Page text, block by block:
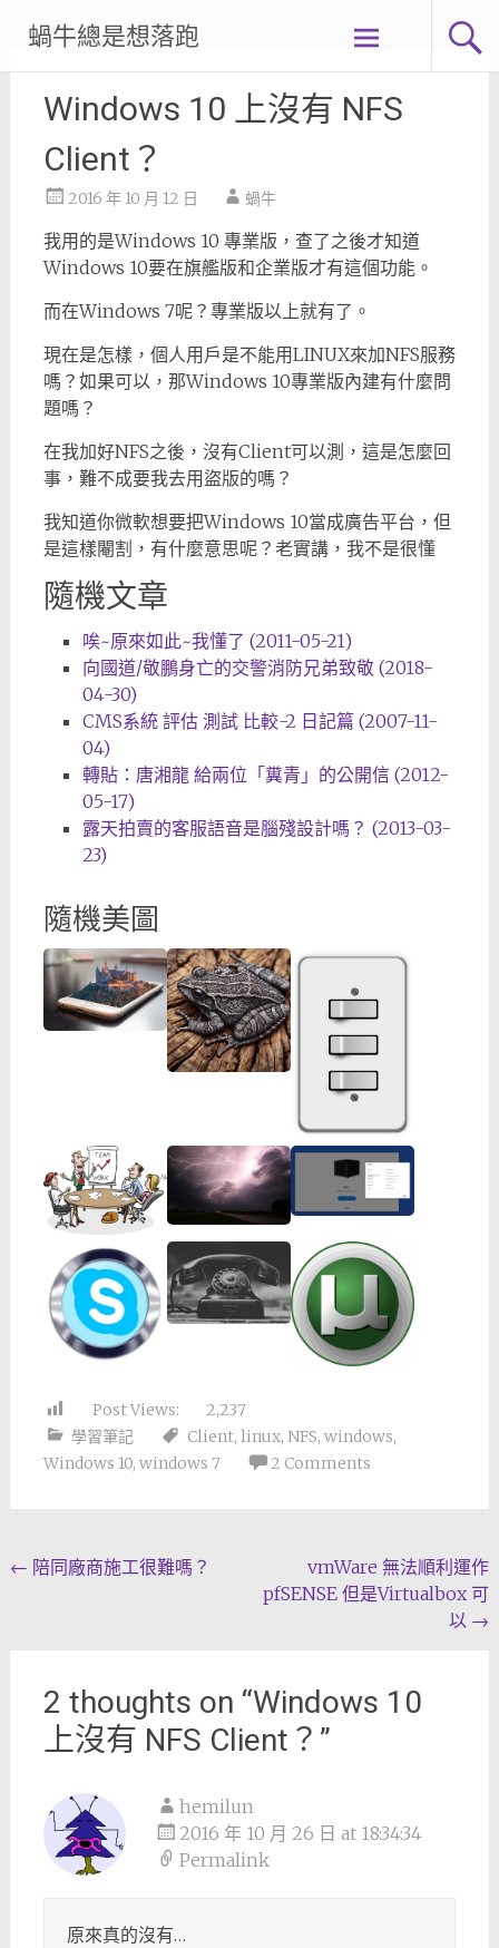
content
蝸牛總是想落跑
Windows 10 上沒有 NFS
Client？
2016 年 10 月 12 日 蝸牛
我用的是Windows 10 專業版，查了之後才知道
Windows 10要在旗艦版和企業版才有這個功能。
而在Windows 7呢？專業版以上就有了。
現在是怎樣，個人用戶是不能用LINUX來加NFS服務
嗎？如果可以，那Windows 10專業版內建有什麼問
題嗎？
在我加好NFS之後，沒有Client可以測，這是怎麼回
事，難不成要我去用盜版的嗎？
我知道你微軟想要把Windows 10當成廣告平台，但
是這樣閹割，有什麼意思呢？老實講，我不是很懂
隨機文章
唉~原來如此~我懂了 (2011-05-21)
向國道/敬鵬身亡的交警消防兄弟致敬 (2018-
04-30)
CMS系統 評估 測試 比較-2 日記篇 (2007-11-
04)
轉貼：唐湘龍 給兩位「糞青」的公開信 (2012-
05-17)
露天拍賣的客服語音是腦殘設計嗎？ (2013-03-
23)
隨機美圖
Post Views:
2,237
學習筆記
Client, linux, NFS, windows,
Windows 10, windows 7 2 Comments
Post
← 陪同廠商施工很難嗎？
vmWare 無法順利運作
pfSENSE 但是Virtualbox 可
以 →
2 thoughts on “Windows 10
上沒有 NFS Client？ ”
hemilun
2016 年 10 月 26 日 at 18:34:34
Permalink
原來真的沒有…